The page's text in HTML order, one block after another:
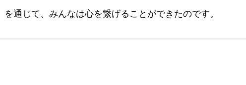
通じて、みんなは心を繋げることができたのです。